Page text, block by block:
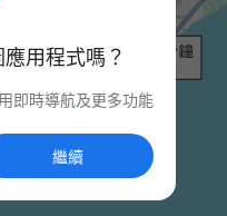
用程式嗎？
即時導航及更多功能
繼續